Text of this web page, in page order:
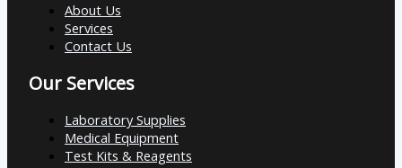
About Us
Services
Contact Us
Our Services
Laboratory Supplies
Medical Equipment
Test Kits & Reagents